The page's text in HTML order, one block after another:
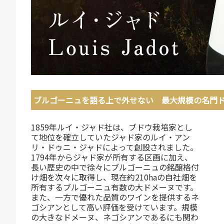
ブルゴーニュを語る上で外せない 最大規模の名門
1859年ルイ・ジャド社は、ブドウ栽培家とし
て地位を確立していたジャド家のルイ・アン
リ・ドゥニ・ジャドによって創設されました。
1794年からジャド家が所有する区画に加え、
長い歴史の中で徐々にブルゴーニュの銘醸格付
け畑を次々に取得し、現在約210haの自社畑を
所有するブルゴーニュ有数の大ドメーヌです。
また、一方で優れた品質のワインを提供するネ
ゴシアンとして高い評価を受けています。規模
の大きなドメーヌ、ネゴシアンであるにも関わ